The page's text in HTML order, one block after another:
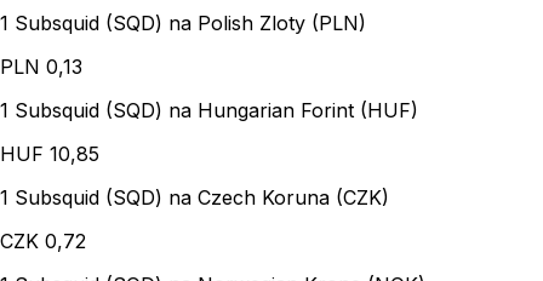
1 Subsquid (SQD) na Polish Zloty (PLN)
PLN 0,13
1 Subsquid (SQD) na Hungarian Forint (HUF)
HUF 10,85
1 Subsquid (SQD) na Czech Koruna (CZK)
CZK 0,72